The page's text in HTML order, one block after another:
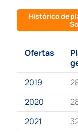
Histórico de
Ofertas
2019
2020
2021